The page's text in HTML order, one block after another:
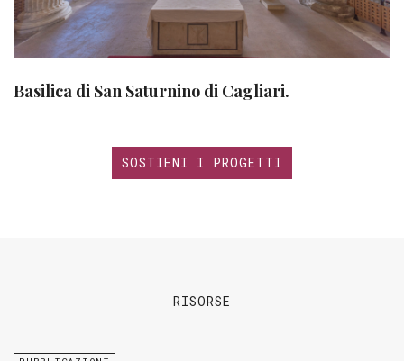
Basilica di San Saturnino di Cagliari.
SOSTIENI I PROGETTI
RISORSE